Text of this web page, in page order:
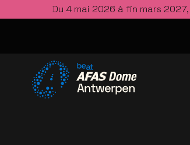
Du 4 mai 2026 à fin mars